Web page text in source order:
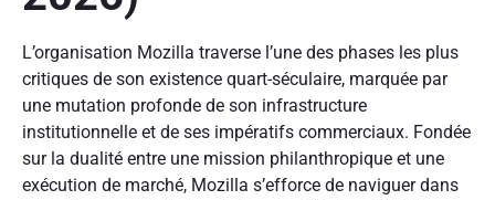
L’organisation Mozilla traverse l’une des phases les plus
critiques de son existence quart-séculaire, marquée par
une mutation profonde de son infrastructure
institutionnelle et de ses impératifs commerciaux. Fondée
sur la dualité entre une mission philanthropique et une
exécution de marché, Mozilla s’efforce de naviguer dans